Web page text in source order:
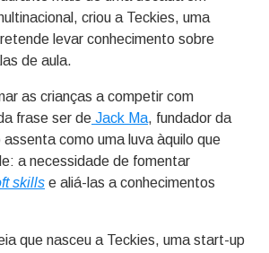
criou a Teckies, uma
levar conhecimento sobre
de aula.
as crianças a competir com
frase ser de Jack Ma, fundador da
como uma luva àquilo que
a necessidade de fomentar
skills e aliá-las a conhecimentos
que nasceu a Teckies, uma start-up